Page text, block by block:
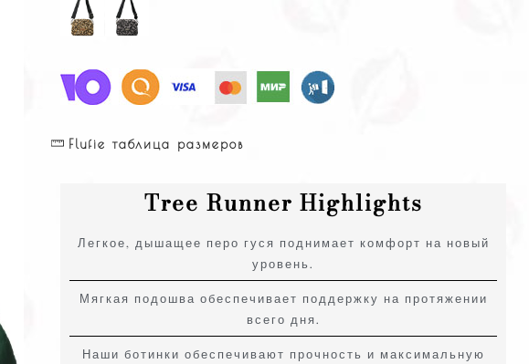
Flufie таблица размеров
Tree Runner Highlights
Легкое, дышащее перо гуся поднимает комфорт на новый
уровень.
Мягкая подошва обеспечивает поддержку на протяжении
всего дня.
Наши ботинки обеспечивают прочность и максимальную